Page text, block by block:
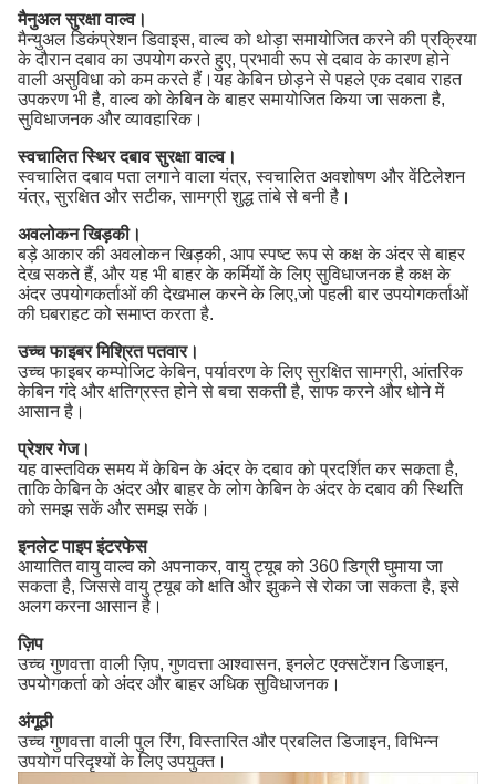
मैनुअल सुरक्षा वाल्व।
मैन्युअल डिकंप्रेशन डिवाइस, वाल्व को थोड़ा समायोजित करने की प्रक्रिया
के दौरान दबाव का उपयोग करते हुए, प्रभावी रूप से दबाव के कारण होने
वाली असुविधा को कम करते हैं।यह केबिन छोड़ने से पहले एक दबाव राहत
उपकरण भी है, वाल्व को केबिन के बाहर समायोजित किया जा सकता है,
सुविधाजनक और व्यावहारिक।
स्वचालित स्थिर दबाव सुरक्षा वाल्व।
स्वचालित दबाव पता लगाने वाला यंत्र, स्वचालित अवशोषण और वेंटिलेशन
यंत्र, सुरक्षित और सटीक, सामग्री शुद्ध तांबे से बनी है।
अवलोकन खिड़की।
बड़े आकार की अवलोकन खिड़की, आप स्पष्ट रूप से कक्ष के अंदर से बाहर
देख सकते हैं, और यह भी बाहर के कर्मियों के लिए सुविधाजनक है कक्ष के
अंदर उपयोगकर्ताओं की देखभाल करने के लिए,जो पहली बार उपयोगकर्ताओं
की घबराहट को समाप्त करता है.
उच्च फाइबर मिश्रित पतवार।
उच्च फाइबर कम्पोजिट केबिन, पर्यावरण के लिए सुरक्षित सामग्री, आंतरिक
केबिन गंदे और क्षतिग्रस्त होने से बचा सकती है, साफ करने और धोने में
आसान है।
प्रेशर गेज।
यह वास्तविक समय में केबिन के अंदर के दबाव को प्रदर्शित कर सकता है,
ताकि केबिन के अंदर और बाहर के लोग केबिन के अंदर के दबाव की स्थिति
को समझ सकें और समझ सकें।
इनलेट पाइप इंटरफेस
आयातित वायु वाल्व को अपनाकर, वायु ट्यूब को 360 डिग्री घुमाया जा
सकता है, जिससे वायु ट्यूब को क्षति और झुकने से रोका जा सकता है, इसे
अलग करना आसान है।
ज़िप
उच्च गुणवत्ता वाली ज़िप, गुणवत्ता आश्वासन, इनलेट एक्सटेंशन डिजाइन,
उपयोगकर्ता को अंदर और बाहर अधिक सुविधाजनक।
अंगूठी
उच्च गुणवत्ता वाली पुल रिंग, विस्तारित और प्रबलित डिजाइन, विभिन्न
उपयोग परिदृश्यों के लिए उपयुक्त।